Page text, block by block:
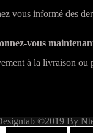
vous informé des
vous
à la livraison ou
©2019 By